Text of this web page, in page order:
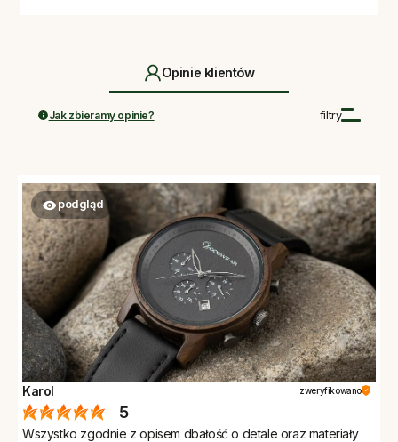
Opinie klientów
filtry
Jak zbieramy opinie?
podgląd
Karol zweryfikowano
5
Wszystko zgodnie z opisem dbałość o detale oraz materiały